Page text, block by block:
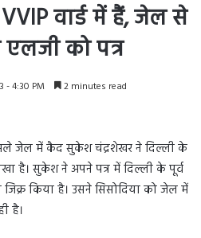
वार्ड में हैं, जेल से
को पत्र
- 4:30 PM 2 minutes read
जेल में कैद सुकेश चंद्रशेखर ने दिल्ली के
है। सुकेश ने अपने पत्र में दिल्ली के पूर्व
जिक्र किया है। उसने सिसोदिया को जेल में
है।